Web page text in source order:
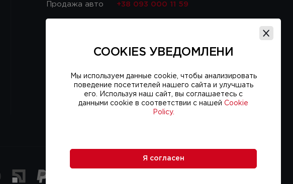
Продажа авто +38 093 000 11 59
+38 093 000 16 56
COOKIES УВЕДОМЛЕНИ
Мы используем данные cookie, чтобы анализировать
поведение посетителей нашего сайта и улучшать
его. Используя наш сайт, вы соглашаетесь с
данными cookie в соответствии с нашей Cookie
Policy.
Я согласен